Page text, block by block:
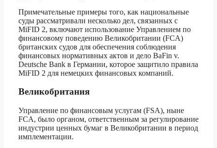
Примечательные примеры того, как национальные
суды рассматривали несколько дел, связанных с
MiFID 2, включают использование Управлением по
финансовому поведению Великобритании (FCA)
британских судов для обеспечения соблюдения
финансовых нормативных актов и дело BaFin v.
Deutsche Bank в Германии, которое защитило правила
MiFID 2 для немецких финансовых компаний.
Великобритания
Управление по финансовым услугам (FSA), ныне
FCA, было органом, ответственным за регулирование
индустрии ценных бумаг в Великобритании в период
имплементации.